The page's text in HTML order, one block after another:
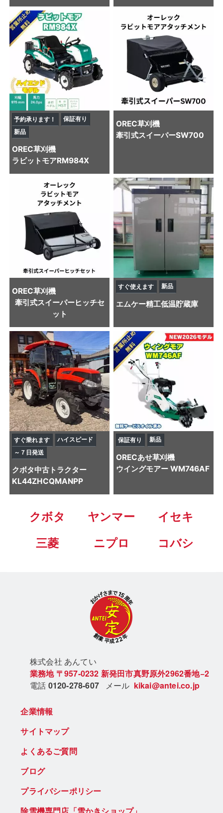
予約承ります！
保証有り
新品
OREC草刈機
ラビットモアRM984X
OREC草刈機
牽引式スイーパーSW700
OREC草刈機
牽引式スイーパーヒッチセ
ット
すぐ使えます 新品
エムケー精工低温貯蔵庫
すぐ乗れます
ハイスピード
～７日発送
クボタ中古トラクター
KL44ZHCQMANPP
保証有り 新品
ORECあせ草刈機
ウイングモアー WM746AF
クボタ ヤンマー
イセキ
三菱
ニプロ コバシ
株式会社 あんてい
業務地 〒957-0232 新発田市真野原外2962番地−2
電話 0120-278-607 メール kikai@antei.co.jp
企業情報
サイトマップ
よくあるご質問
ブログ
プライバシーポリシー